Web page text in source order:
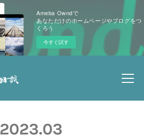
Ameba Owndで
あなただけのホームページやブログをつ
くろう
今すぐ試す
2023.03